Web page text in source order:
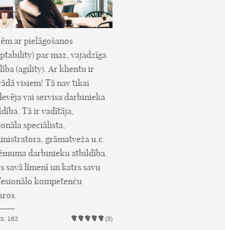
ar pielāgošanos
par maz, vajadzīga
(agility). Ar klientu ir
visiem! Tā nav tikai
vai servisa darbinieka
Tā ir vadītāja,
speciālista,
grāmatveža u.c.
darbinieku atbildība.
savā līmenī un katrs savu
kompetenču
162 (3)